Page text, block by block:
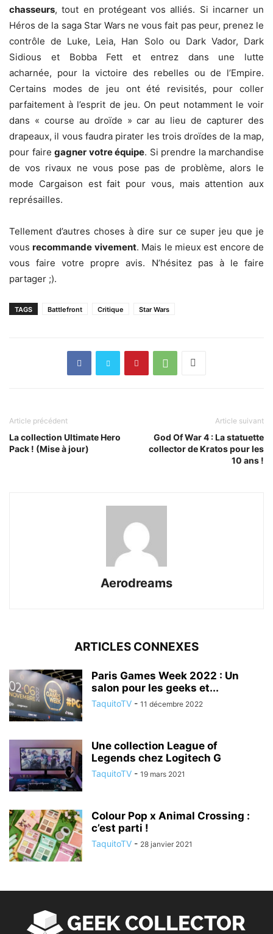
chasseurs, tout en protégeant vos alliés. Si incarner un
Héros de la saga Star Wars ne vous fait pas peur, prenez le
contrôle de Luke, Leia, Han Solo ou Dark Vador, Dark
Sidious et Bobba Fett et entrez dans une lutte
acharnée, pour la victoire des rebelles ou de l’Empire.
Certains modes de jeu ont été revisités, pour coller
parfaitement à l’esprit de jeu. On peut notamment le voir
dans « course au droïde » car au lieu de capturer des
drapeaux, il vous faudra pirater les trois droïdes de la map,
pour faire gagner votre équipe. Si prendre la marchandise
de vos rivaux ne vous pose pas de problème, alors le
mode Cargaison est fait pour vous, mais attention aux
représailles.
Tellement d’autres choses à dire sur ce super jeu que je
vousrecommande vivement. Mais le mieux est encore de
vous faire votre propre avis. N’hésitez pas à le faire
partager ;).
TAGS Battlefront Critique Star Wars
Article précédent
La collection Ultimate Hero
Pack ! (Mise à jour)
Article suivant
God Of War 4 : La statuette
collector de Kratos pour les
10 ans !
Aerodreams
ARTICLES CONNEXES
Paris Games Week 2022 : Un
salon pour les geeks et...
TaquitoTV - 11 décembre 2022
Une collection League of
Legends chez Logitech G
TaquitoTV - 19 mars 2021
Colour Pop x Animal Crossing :
c’est parti !
TaquitoTV - 28 janvier 2021